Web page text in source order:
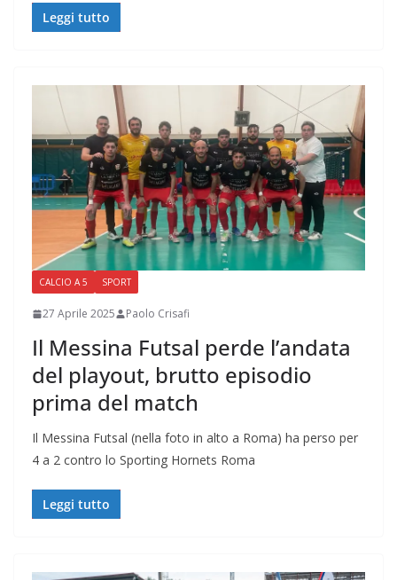
Leggi tutto
CALCIO A 5 SPORT
27 Aprile 2025 Paolo Crisafi
Il Messina Futsal perde l’andata
del playout, brutto episodio
prima del match
Il Messina Futsal (nella foto in alto a Roma) ha perso per
4 a 2 contro lo Sporting Hornets Roma
Leggi tutto